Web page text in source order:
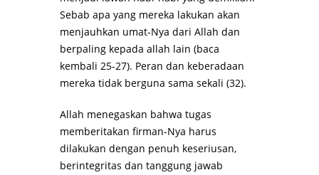
Sebab apa yang mereka lakukan akan
menjauhkan umat-Nya dari Allah dan
berpaling kepada allah lain (baca
kembali 25-27). Peran dan keberadaan
mereka tidak berguna sama sekali (32).
Allah menegaskan bahwa tugas
memberitakan firman-Nya harus
dilakukan dengan penuh keseriusan,
berintegritas dan tanggung jawab